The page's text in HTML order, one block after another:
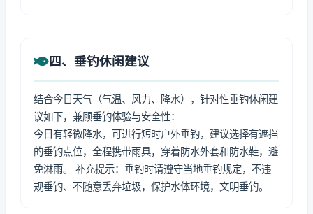
四、垂钓休闲建议
结合今日天气（气温、风力、降水），针对性垂钓休闲建
议如下，兼顾垂钓体验与安全性：
今日有轻微降水，可进行短时户外垂钓，建议选择有遮挡
的垂钓点位，全程携带雨具，穿着防水外套和防水鞋，避
免淋雨。 补充提示：垂钓时请遵守当地垂钓规定，不违
规垂钓、不随意丢弃垃圾，保护水体环境，文明垂钓。